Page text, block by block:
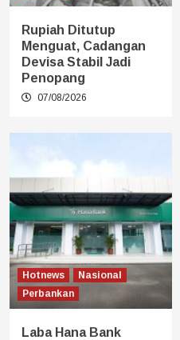
Rupiah Ditutup
Menguat, Cadangan
Devisa Stabil Jadi
Penopang
07/08/2026
Hotnews
Nasional
Perbankan
Laba Hana Bank